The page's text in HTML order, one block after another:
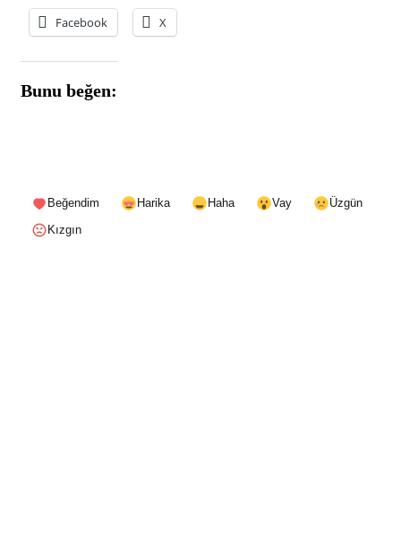
Facebook X
Bunu beğen:
Beğendim Harika Haha Vay
Üzgün
Kızgın